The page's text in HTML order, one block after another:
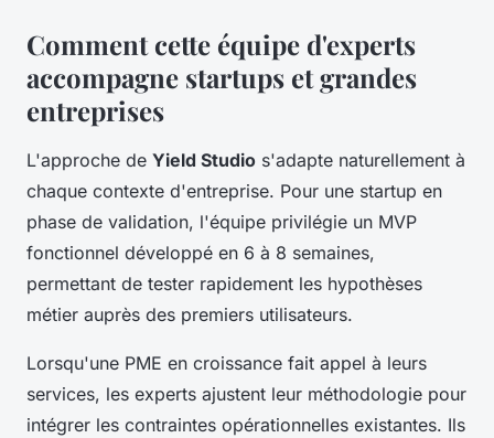
Comment cette équipe d'experts
accompagne startups et grandes
entreprises
L'approche de Yield Studio s'adapte naturellement à
chaque contexte d'entreprise. Pour une startup en
phase de validation, l'équipe privilégie un MVP
fonctionnel développé en 6 à 8 semaines,
permettant de tester rapidement les hypothèses
métier auprès des premiers utilisateurs.
Lorsqu'une PME en croissance fait appel à leurs
services, les experts ajustent leur méthodologie pour
intégrer les contraintes opérationnelles existantes. Ils